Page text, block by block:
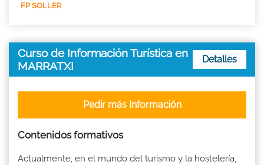
FP SOLLER
Curso de Información Turística en
MARRATXI
Detalles
Pedir más Información
Contenidos formativos
Actualmente, en el mundo del turismo y la hostelería,